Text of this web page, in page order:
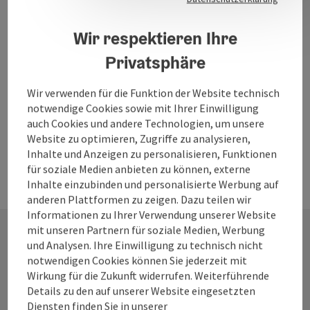
auf neun bunten Bühnen musiziert und Blasmusik in allen
Facetten präsentiert. Von Traditionellem bis hin zu Techno
mit Bläsereinsatz. Von Oberkrainer bis Urban Brass, von
Volksmusik bis Brass Pop. Ja, dass Blasmusik viel mehr ist,
als man vielleicht annehmen möchte, das hat das Festival
in seiner Geschichte bereits bewiesen. Mit einer
unglaublichen Fülle an Bands und einem charmant-
kreativen Rahmenprogramm inklusive Woodstock-
Familien-Sonntag wird das Wochenende nicht nur für
Festivalerprobte, sondern auch für Familien wieder zum
einzigartigen Erlebnis! Mitten im Innviertel entsteht hier
ein Ort des Miteinanders und der Gemeinschaft, wie ihn so
nur die einzigartige Woodstock-Community verkörpern
kann. Höhepunkt und Headliner: das Gesamtspiel, bei dem
mehr als 20.000 Musikant:innen gemeinsam musizieren. Ein
akustisches Feuerwerk, das untrennbar mit dem
Woodstock der Blasmusik verbunden ist und das man – da
sind sich alle, die schon dabei waren einig – einfach einmal
erlebt haben muss. Also, hinkommen und dabei sein, bei
Ort im Innkreis
Öffnungszeiten
Montag geöffnet
Dienstag geöffnet
Mittwoch geöffnet
DODonnerstag geöffnet
FRFreitag geöffnet
SASamstag geöffnet
SOSonntag geöffnet
FEFeiertag geöffnet
Kontakt
Wir respektieren Ihre
Privatsphäre
Wir verwenden für die Funktion der Website technisch
notwendige Cookies sowie mit Ihrer Einwilligung
auch Cookies und andere Technologien, um unsere
Website zu optimieren, Zugriffe zu analysieren,
Inhalte und Anzeigen zu personalisieren, Funktionen
für soziale Medien anbieten zu können, externe
Inhalte einzubinden und personalisierte Werbung auf
anderen Plattformen zu zeigen. Dazu teilen wir
Informationen zu Ihrer Verwendung unserer Website
mit unseren Partnern für soziale Medien, Werbung
und Analysen. Ihre Einwilligung zu technisch nicht
notwendigen Cookies können Sie jederzeit mit
Wirkung für die Zukunft widerrufen. Weiterführende
Details zu den auf unserer Website eingesetzten
Diensten finden Sie in unserer